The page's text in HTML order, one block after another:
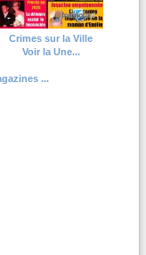
Crimes sur la Ville
Voir la Une...
...